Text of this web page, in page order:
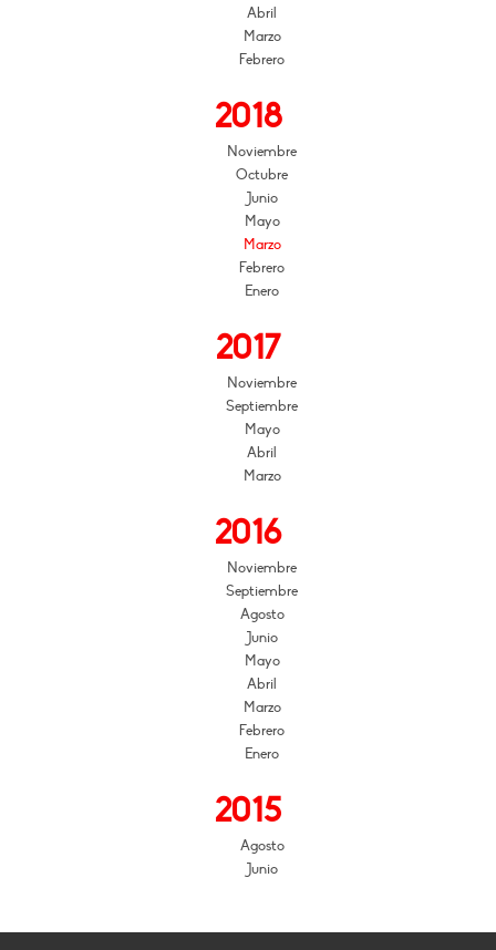
Abril
Marzo
Febrero
2018
Noviembre
Octubre
Junio
Mayo
Marzo
Febrero
Enero
2017
Noviembre
Septiembre
Mayo
Abril
Marzo
2016
Noviembre
Septiembre
Agosto
Junio
Mayo
Abril
Marzo
Febrero
Enero
2015
Agosto
Junio